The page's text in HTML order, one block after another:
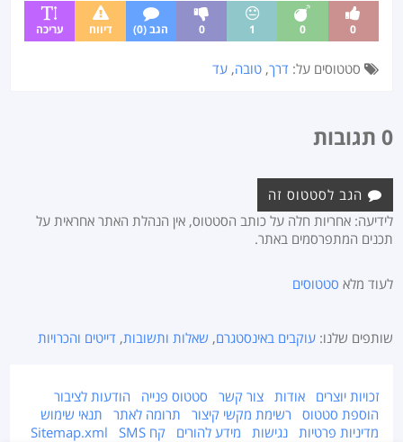
0
0
1
0 הגב (0) דיווח עריכה
סטטוסים על: דרך,טובה,עד
0 תגובות
הגב לסטטוס זה
לידיעה: אחריות חלה על כותב הסטטוס, אין הנהלת האתר אחראית על
תכנים המתפרסמים באתר.
לעוד מלא סטטוסים
שותפים שלנו:עוקבים באינסטגרם, שאלות ותשובות, דייטים והכרויות
זכויות יוצרים אודות צור קשר סטטוס פנייה
הודעות לציבור
הוספת סטטוס
רשימת מקשי קיצור תרומה לאתר
תנאי שימוש
מדיניות פרטיות
נגישות מידע להורים קח SMS Sitemap.xml